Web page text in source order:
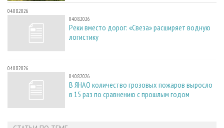
04.08.2026
04.08.2026
Реки вместо дорог: «Свеза» расширяет водную
логистику
04.08.2026
04.08.2026
В ЯНАО количество грозовых пожаров выросло
в 15 раз по сравнению с прошлым годом